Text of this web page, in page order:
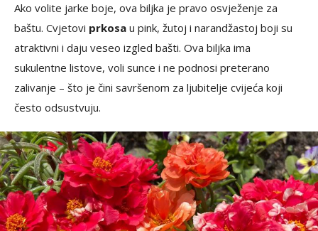
Ako volite jarke boje, ova biljka je pravo osvježenje za
baštu. Cvjetovi prkosa u pink, žutoj i narandžastoj boji su
atraktivni i daju veseo izgled bašti. Ova biljka ima
sukulentne listove, voli sunce i ne podnosi preterano
zalivanje – što je čini savršenom za ljubitelje cvijeća koji
često odsustvuju.